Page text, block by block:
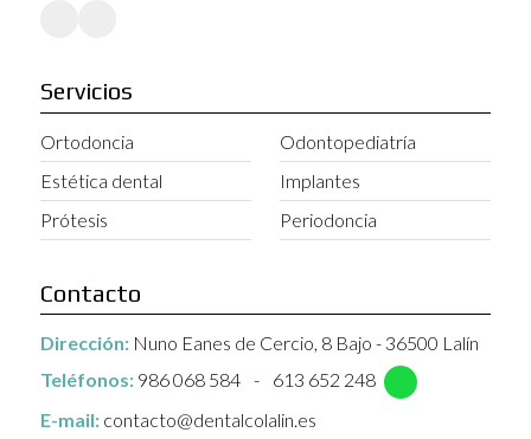
Servicios
Ortodoncia
Odontopediatría
Estética dental
Implantes
Prótesis
Periodoncia
Contacto
Dirección: Nuno Eanes de Cercio, 8 Bajo - 36500 Lalín
Teléfonos: 986 068 584 -
613 652 248
E-mail: contacto@dentalcolalin.es